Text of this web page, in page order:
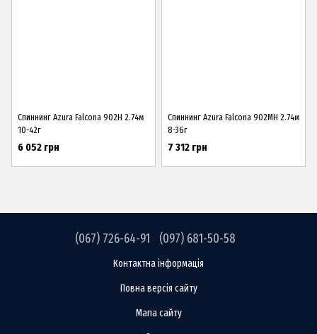
Спиннинг Azura Falcona 902H 2.74м
10-42г
6 052 грн
Спиннинг Azura Falcona 902MH 2.74м
8-36г
7 312 грн
(067) 726-64-91 (097) 681-50-58
Контактна інформація
Повна версія сайту
Мапа сайту